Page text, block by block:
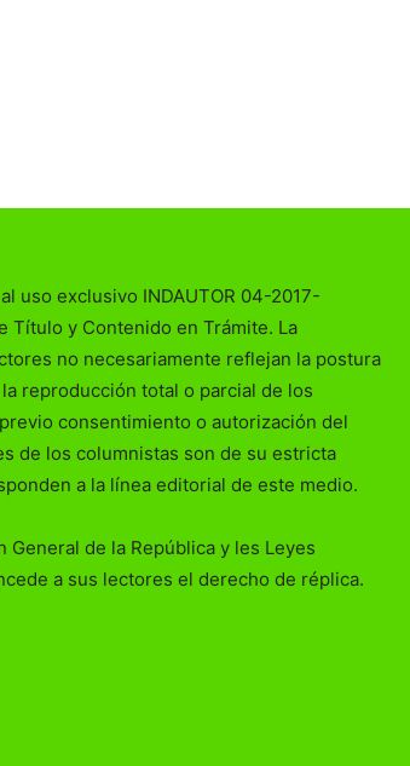
uso exclusivo INDAUTOR 04-2017-
y Contenido en Trámite. La
no necesariamente reflejan la postura
reproducción total o parcial de los
consentimiento o autorización del
de los columnistas son de su estricta
a la línea editorial de este medio.
de la República y les Leyes
a sus lectores el derecho de réplica.